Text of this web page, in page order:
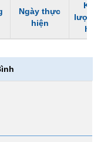
Ngày thực
hiện